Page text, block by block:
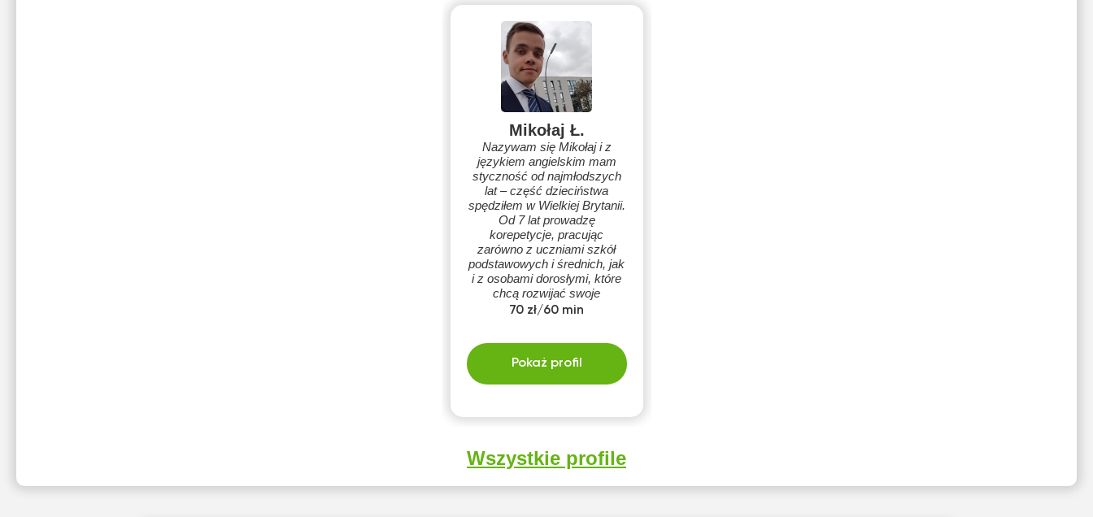
Mikołaj Ł.
Nazywam się Mikołaj i z
językiem angielskim mam
styczność od najmłodszych
lat – część dzieciństwa
spędziłem w Wielkiej Brytanii.
Od 7 lat prowadzę
korepetycje, pracując
zarówno z uczniami szkół
podstawowych i średnich, jak
i z osobami dorosłymi, które
chcą rozwijać swoje
umiejętności językowe.
70 zł/60 min
Pokaż profil
Wszystkie profile